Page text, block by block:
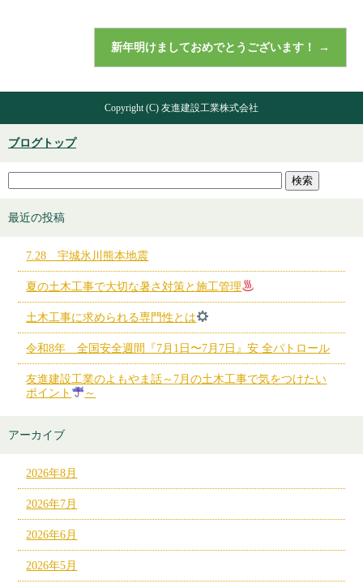
新年明けましておめでとうございます！ →
Copyright (C) 友進建設工業株式会社
ブログトップ
最近の投稿
7.28 宇城氷川熊本地震
夏の土木工事で大切な暑さ対策と施工管理
土木工事に求められる専門性とは
令和8年 全国安全週間『7月1日〜7月7日』安 全パトロール
友進建設工業のよもやま話～7月の土木工事で気をつけたい
ポイント
～
アーカイブ
2026年8月
2026年7月
2026年6月
2026年5月